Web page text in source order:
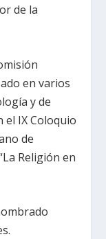
de la
en varios
y de
el IX Coloquio
de
Religión en